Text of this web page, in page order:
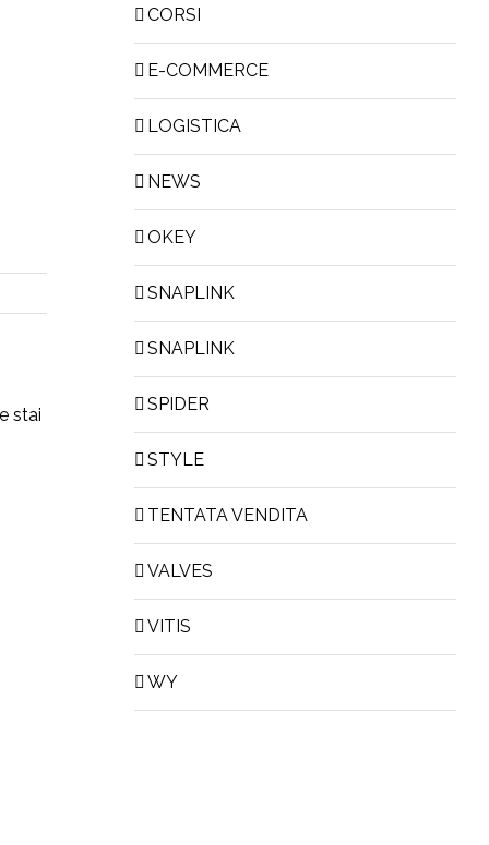
stai
CORSI
E-COMMERCE
LOGISTICA
NEWS
OKEY
SNAPLINK
SNAPLINK
SPIDER
STYLE
TENTATA VENDITA
VALVES
VITIS
WY